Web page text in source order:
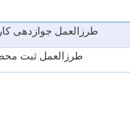
طرزالعمل جوازدهی
طرزالعمل ثبت